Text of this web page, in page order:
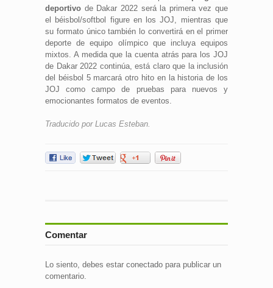
deportivo de Dakar 2022 será la primera vez que
el béisbol/softbol figure en los JOJ, mientras que
su formato único también lo convertirá en el primer
deporte de equipo olímpico que incluya equipos
mixtos. A medida que la cuenta atrás para los JOJ
de Dakar 2022 continúa, está claro que la inclusión
del béisbol 5 marcará otro hito en la historia de los
JOJ como campo de pruebas para nuevos y
emocionantes formatos de eventos.
Traducido por Lucas Esteban.
Comentar
Lo siento, debes estar conectado para publicar un
comentario.